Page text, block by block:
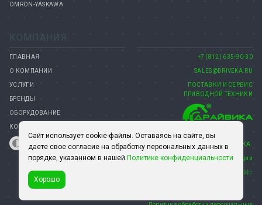
КОМПАНИЯ
ГЛАВНАЯ
О КОМПАНИИ
УСЛУГИ
БРЕНДЫ
ОБОРУДОВАНИЕ
КОНТАКТЫ
OMRON-YASKAWA
+7 (812) 635-90-30
SALES@DRIVEKA.RU
ПОСТАВКИ И СЕРВИС
ПРИВОДНОЙ ТЕХНИКИ
© 2008–2026 КОМПАНИЯ ДРАЙВИКА.
15 лет на рынке автоматизации
Создание сайта— Петроффс
Сайт использует cookie-файлы. Оставаясь на сайте, вы
даете свое согласие на обработку персональных данных в
порядке, указанном в нашей Политике конфиденциальности
Хорошо